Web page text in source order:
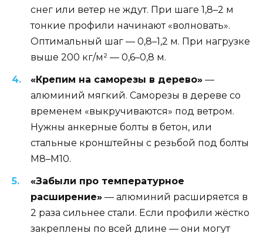
снег или ветер не ждут. При шаге 1,8–2 м
тонкие профили начинают «волновать».
Оптимальный шаг — 0,8–1,2 м. При нагрузке
выше 200 кг/м² — 0,6–0,8 м.
«Крепим на саморезы в дерево» —
алюминий мягкий. Саморезы в дереве со
временем «выкручиваются» под ветром.
Нужны анкерные болты в бетон, или
стальные кронштейны с резьбой под болты
M8–M10.
«Забыли про температурное
расширение» — алюминий расширяется в
2 раза сильнее стали. Если профили жёстко
закреплены по всей длине — они могут